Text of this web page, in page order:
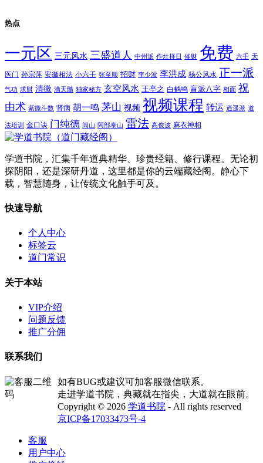
热点
一元区 三元风水 三盛道人 中州派 作灶择日 催财 免费 六壬 天
医门 孙宗萍 安徽相法 小六壬 张至顺 招财 李少波 李洪成 杨公风水 正一派
气功 求财 清微 滴天髓 独家秘方 玄空风水 王亭之 白鹤鸣 盲派八字 相面 祝
由术 紫微斗数 肾病 胡一鸣 茅山 视频 视频课程 转运 逍遥派 道
法培训 金口诀 门纯德 闾山 阿部泰山 雷法 高俊波 麻衣神相
学道书院，汇集千年道典精华、珍贵经籍、修行课程。无论初
探阴阳，还是深研丹道，这里都是你的云端藏经阁。静心下
载，智慧随身，让传统文化触手可及。
快速导航
个人中心
标签云
道门常识
关于本站
VIP介绍
问题反馈
推广分佣
联系我们
如有BUG或建议可加客服微信联系。
走进学道书院，典藏就在指尖，大道就在眼前。
Copyright © 2026 学道书院 - All rights reserved
京ICP备17033473号-4
客服
用户中心